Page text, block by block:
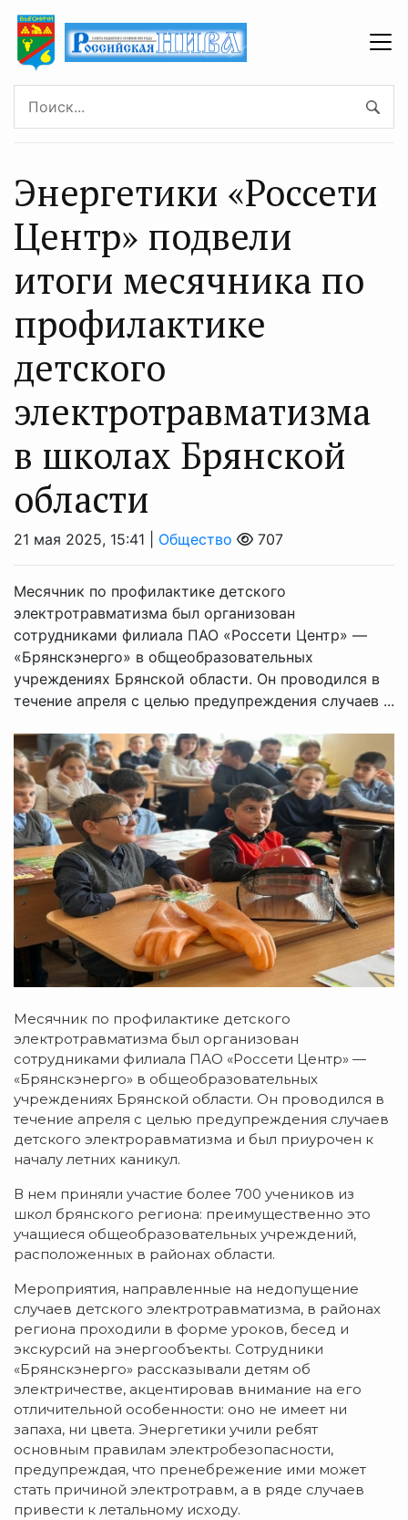
Энергетики «Россети
Центр» подвели
итоги месячника по
профилактике
детского
электротравматизма
в школах Брянской
области
21 мая 2025, 15:41 | Общество 707
Месячник по профилактике детского
электротравматизма был организован
сотрудниками филиала ПАО «Россети Центр» —
«Брянскэнерго» в общеобразовательных
учреждениях Брянской области. Он проводился в
течение апреля с целью предупреждения случаев ...
Месячник по профилактике детского
электротравматизма был организован
сотрудниками филиала ПАО «Россети Центр» —
«Брянскэнерго» в общеобразовательных
учреждениях Брянской области. Он проводился в
течение апреля с целью предупреждения случаев
детского электроравматизма и был приурочен к
началу летних каникул.
В нем приняли участие более 700 учеников из
школ брянского региона: преимущественно это
учащиеся общеобразовательных учреждений,
расположенных в районах области.
Мероприятия, направленные на недопущение
случаев детского электротравматизма, в районах
региона проходили в форме уроков, бесед и
экскурсий на энергообъекты. Сотрудники
«Брянскэнерго» рассказывали детям об
электричестве, акцентировав внимание на его
отличительной особенности: оно не имеет ни
запаха, ни цвета. Энергетики учили ребят
основным правилам электробезопасности,
предупреждая, что пренебрежение ими может
стать причиной электротравм, а в ряде случаев
привести к летальному исходу.